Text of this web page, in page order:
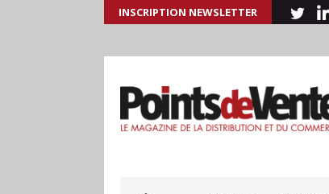
INSCRIPTION NEWSLETTER